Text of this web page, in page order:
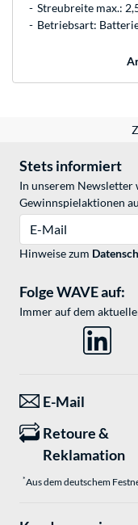
Streubreite max.:
Betriebsart:
Stets informiert
In unserem Newsletter
Gewinnspielaktionen
Hinweise zum
Folge WAVE auf:
Immer auf dem
E-Mail
Retoure &
Reklamation
*Aus dem deutschem